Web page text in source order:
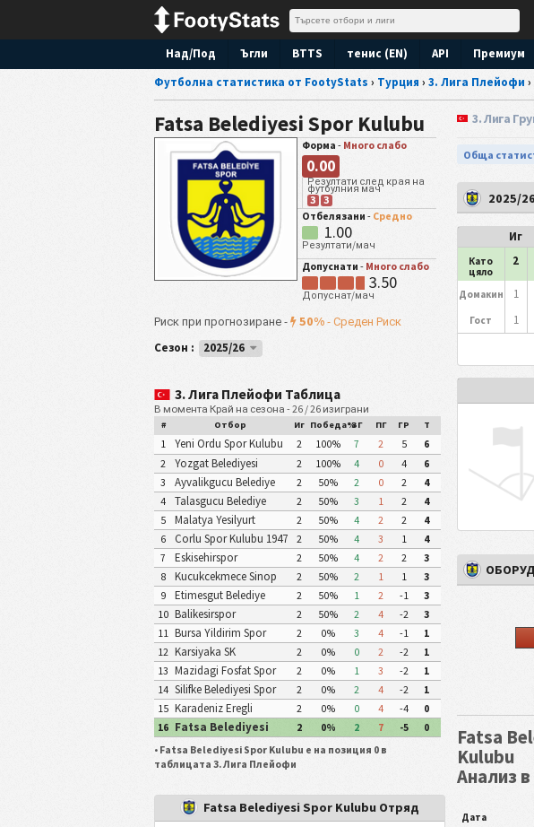
Над/Под Ъгли BTTS тенис (EN) API Премиум
Футболна статистика от FootyStats › Турция › 3. Лига Плейофи ›
Fatsa Belediyesi Spor Kulubu
Форма - Много слабо
0.00
Резултати след края на
футбулния мач
З З
Отбелязани - Средно
1.00
Резултати/мач
Допуснати - Много слабо
3.50
Допуснат/мач
Риск при прогнозиране - 50%-Среден Риск
Сезон :
2025/26
3. Лига Плейофи Таблица
В момента Край на сезона - 26 / 26 изиграни
# Отбор Иг Победа%ЗГ ПГ ГР Т
1 Yeni Ordu Spor Kulubu 2 100% 7 2 5
6
2
Yozgat Belediyesi
Bozokspor
2 100% 4 0 4
6
3
Ayvalikgucu Belediye
Spor Kulubu
2 50% 2 0 2
4
4
Talasgucu Belediye
Spor Kulubu
2 50% 3 1 2
4
5
Malatya Yesilyurt
Belediye Spor Kulubu
2 50% 4 2 2
4
6
Corlu Spor Kulubu 1947 2 50% 4 3 1
4
7
Eskisehirspor 2 50% 4 2 2
3
8
Kucukcekmece Sinop
Spor Kulubu
2 50% 2 1 1
3
9
Etimesgut Belediye
Spor Kulubu
2 50% 1 2 -1
3
10 Balikesirspor 2 50% 2 4 -2
3
11 Bursa Yildirim Spor
Kulubu
2 0% 3 4 -1
1
12 Karsiyaka SK 2 0% 0 2 -2
1
13 Mazidagi Fosfat Spor
Kulubu
2 0% 1 3 -2
1
14 Silifke Belediyesi Spor
Kulubu
2 0% 2 4 -2
1
15 Karadeniz Eregli
Belediye Spor Kulubu
2 0% 0 4 -4
0
16 Fatsa Belediyesi
Spor Kulubu
2 0% 2 7 -5
0
• Fatsa Belediyesi Spor Kulubu е на позиция 0 в
таблицата 3. Лига Плейофи
Fatsa Belediyesi Spor Kulubu Отряд
3. Лига
Обща
2025/
Иг
Като
цяло
2
Домакин 1
Гост 1
Fatsa
Kulubu
Анализ
Дата